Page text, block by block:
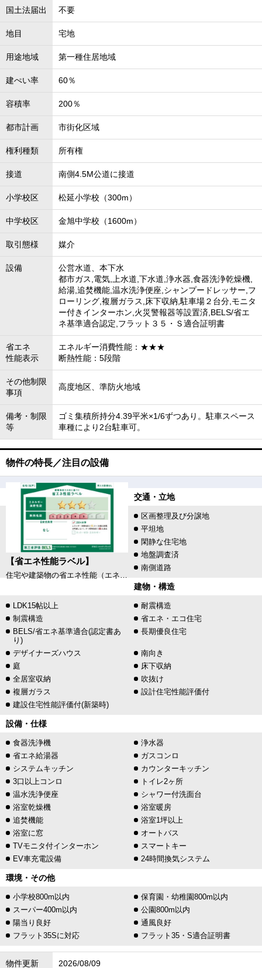
国土法届出 不要
地目 宅地
用途地域 第一種住居地域
建ぺい率 60％
容積率 200％
都市計画 市街化区域
権利種類 所有権
接道 南側4.5M公道に接道
小学校区 松延小学校（300m）
中学校区 金旭中学校（1600m）
取引態様 媒介
設備
公営水道、本下水
都市ガス,電気,上水道,下水道,浄水器,食器洗浄乾燥機,
給湯,追焚機能,温水洗浄便座,シャンプードレッサー,フ
ローリング,複層ガラス,床下収納,駐車場２台分,モニタ
ー付きインターホン,火災警報器等設置済,BELS/省エ
ネ基準適合認定,フラット３５・Ｓ適合証明書
省エネ
性能表示
エネルギー消費性能：★★★
断熱性能：5段階
その他制限
事項
高度地区、準防火地域
備考・制限
等
ゴミ集積所持分4.39平米×1/6ずつあり。駐車スペース
車種により2台駐車可。
物件の特長／注目の設備
【省エネ性能ラベル】
住宅や建築物の省エネ性能（エネルギー消費性能・断熱性能）や目安光熱費などを、星の数やマークで分かりやすく表示し、消費者が性能を比較検討しやすくするためのラベルです。
交通・立地
区画整理及び分譲地
平坦地
閑静な住宅地
地盤調査済
南側道路
建物・構造
LDK15帖以上
耐震構造
制震構造
省エネ・エコ住宅
BELS/省エネ基準適合(認定書あ
り)
長期優良住宅
デザイナーズハウス
南向き
庭
床下収納
全居室収納
吹抜け
複層ガラス
設計住宅性能評価付
建設住宅性能評価付(新築時)
設備・仕様
食器洗浄機
浄水器
省エネ給湯器
ガスコンロ
システムキッチン
カウンターキッチン
3口以上コンロ
トイレ2ヶ所
温水洗浄便座
シャワー付洗面台
浴室乾燥機
浴室暖房
追焚機能
浴室1坪以上
浴室に窓
オートバス
TVモニタ付インターホン
スマートキー
EV車充電設備
24時間換気システム
環境・その他
小学校800m以内
保育園・幼稚園800m以内
スーパー400m以内
公園800m以内
陽当り良好
通風良好
フラット35Sに対応
フラット35・S適合証明書
物件更新 2026/08/09